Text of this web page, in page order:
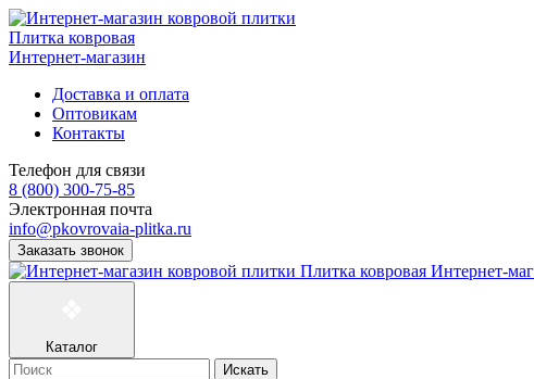
Плитка ковровая
Интернет-магазин
Доставка и оплата
Оптовикам
Контакты
Телефон для связи
8 (800) 300-75-85
Электронная почта
info@pkovrovaia-plitka.ru
Заказать звонок
Плитка ковровая Интернет-
Каталог
Искать